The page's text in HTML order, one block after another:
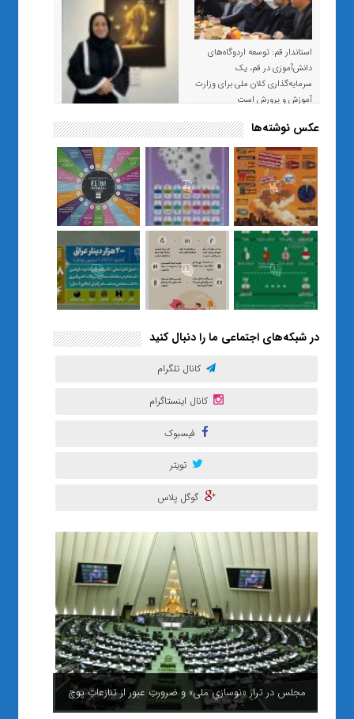
استاندار قم: توسعه اردوگاه‌های
دانش‌آموزی در قم، یک
سرمایه‌گذاری کلان ملی برای وزارت
آموزش و پرورش است
«صبر و اعتماد؛ روایت معلمی که
نسل Z را از بی‌هدفی به خودباوری
رساند / از یک کلاس ساده در قم تا
حضور مشترک معلم و هنرجویان
در مهم‌ترین گالری قرآنی هوش
مصنوعی تهران
عکس نوشته‌ها
در شبکه‌های اجتماعی ما را دنبال کنید
کانال تلگرام
کانال اینستاگرام
فیسبوک
تویتر
گوگل پلاس
مجلس در ترازِ «نوسازیِ ملی» و ضرورتِ عبور از تنازعاتِ پوچ